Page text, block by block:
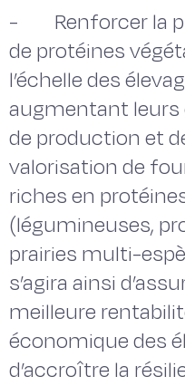
- Renforcer la
de protéines
l’échelle des
augmentant leurs
de production et
valorisation de
riches en
(légumineuses,
prairies multi-
s’agira ainsi
meilleure
économique des
d’accroître la